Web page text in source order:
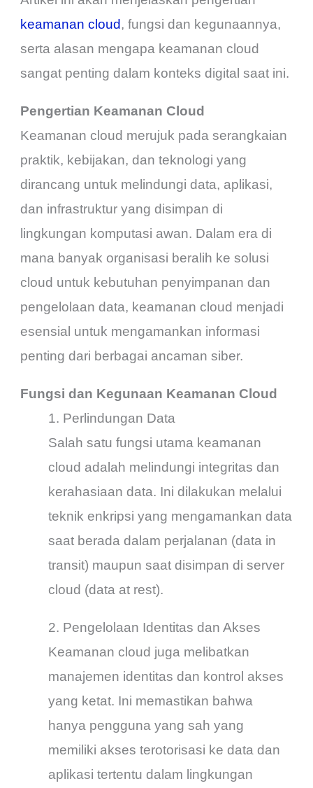
keamanan cloud, fungsi dan kegunaannya,
serta alasan mengapa keamanan cloud
sangat penting dalam konteks digital saat ini.
Pengertian Keamanan Cloud
Keamanan cloud merujuk pada serangkaian
praktik, kebijakan, dan teknologi yang
dirancang untuk melindungi data, aplikasi,
dan infrastruktur yang disimpan di
lingkungan komputasi awan. Dalam era di
mana banyak organisasi beralih ke solusi
cloud untuk kebutuhan penyimpanan dan
pengelolaan data, keamanan cloud menjadi
esensial untuk mengamankan informasi
penting dari berbagai ancaman siber.
Fungsi dan Kegunaan Keamanan Cloud
1. Perlindungan Data
Salah satu fungsi utama keamanan
cloud adalah melindungi integritas dan
kerahasiaan data. Ini dilakukan melalui
teknik enkripsi yang mengamankan data
saat berada dalam perjalanan (data in
transit) maupun saat disimpan di server
cloud (data at rest).
2. Pengelolaan Identitas dan Akses
Keamanan cloud juga melibatkan
manajemen identitas dan kontrol akses
yang ketat. Ini memastikan bahwa
hanya pengguna yang sah yang
memiliki akses terotorisasi ke data dan
aplikasi tertentu dalam lingkungan